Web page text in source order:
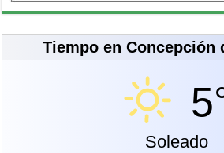
Tiempo en Concepción
Soleado